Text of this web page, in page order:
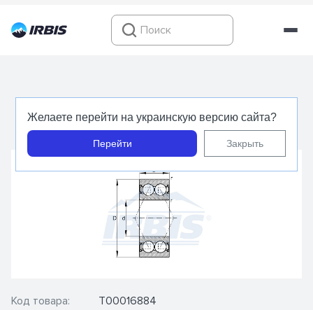
Желаете перейти на украинскую версию сайта?
Перейти Закрыть
3003 2RS - INA - Подшипник шариковый
радиально-упорный
Код товара:
Т00016884